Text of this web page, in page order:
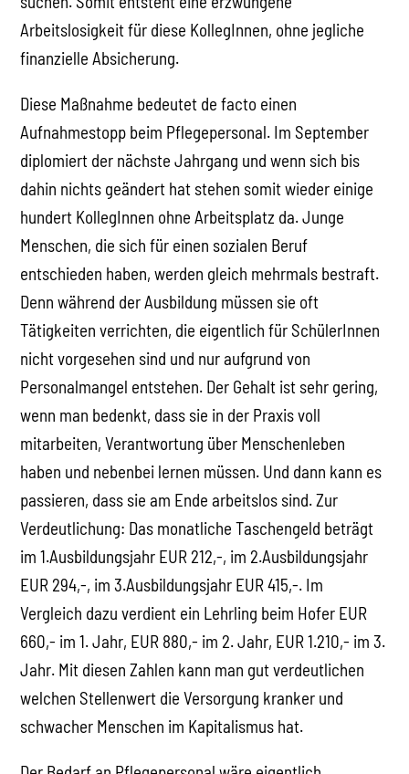
Arbeitslosigkeit für diese KollegInnen, ohne jegliche
finanzielle Absicherung.
Diese Maßnahme bedeutet de facto einen
Aufnahmestopp beim Pflegepersonal. Im September
diplomiert der nächste Jahrgang und wenn sich bis
dahin nichts geändert hat stehen somit wieder einige
hundert KollegInnen ohne Arbeitsplatz da. Junge
Menschen, die sich für einen sozialen Beruf
entschieden haben, werden gleich mehrmals bestraft.
Denn während der Ausbildung müssen sie oft
Tätigkeiten verrichten, die eigentlich für SchülerInnen
nicht vorgesehen sind und nur aufgrund von
Personalmangel entstehen. Der Gehalt ist sehr gering,
wenn man bedenkt, dass sie in der Praxis voll
mitarbeiten, Verantwortung über Menschenleben
haben und nebenbei lernen müssen. Und dann kann es
passieren, dass sie am Ende arbeitslos sind. Zur
Verdeutlichung: Das monatliche Taschengeld beträgt
im 1.Ausbildungsjahr EUR 212,-, im 2.Ausbildungsjahr
EUR 294,-, im 3.Ausbildungsjahr EUR 415,-. Im
Vergleich dazu verdient ein Lehrling beim Hofer EUR
660,- im 1. Jahr, EUR 880,- im 2. Jahr, EUR 1.210,- im 3.
Jahr. Mit diesen Zahlen kann man gut verdeutlichen
welchen Stellenwert die Versorgung kranker und
schwacher Menschen im Kapitalismus hat.